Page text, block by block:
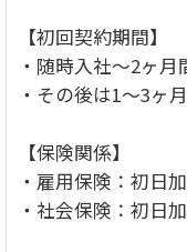
【初回契約期間】
・随時入社～2ヶ月
・その後は1～3ヶ
【保険関係】
・雇用保険：初日
・社会保険：初日